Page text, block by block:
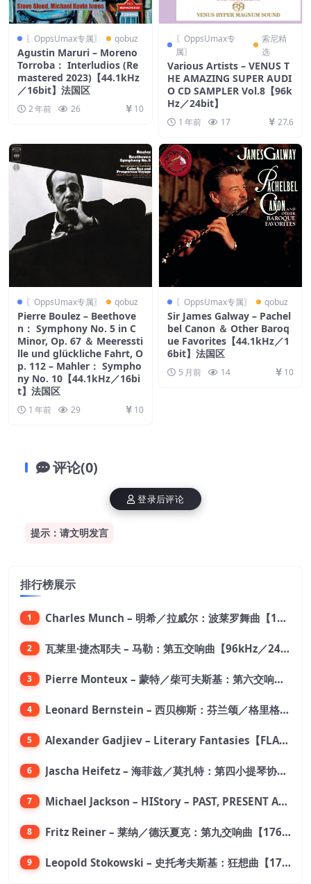
〖OppsUmax专属〗 qobuz
Agustin Maruri – Moreno
Torroba： Interludios (Re
mastered 2023)【44.1kHz
／16bit】法国区
2 年前 26 10
〖OppsUmax专
属〗
索尼精
选
Various Artists – VENUS T
HE AMAZING SUPER AUDI
O CD SAMPLER Vol.8【96k
Hz／24bit】
1 年前 17 27.6
〖OppsUmax专属〗 qobuz
Pierre Boulez – Beethove
n： Symphony No. 5 in C
Minor, Op. 67 ＆ Meeressti
lle und glückliche Fahrt, O
p. 112 – Mahler： Sympho
ny No. 10【44.1kHz／16bi
t】法国区
1 年前 29 10
〖OppsUmax专属〗 qobuz
Sir James Galway – Pachel
bel Canon ＆ Other Baroq
ue Favorites【44.1kHz／1
6bit】法国区
5 月前 14 10
评论(0)
提示：请文明发言
登录后评论
排行榜展示
1 Charles Munch – 明希／拉威尔：波莱罗舞曲【176.4kHz／24bit】
2 瓦莱里·捷杰耶夫 – 马勒：第五交响曲【96kHz／24bit】
3 Pierre Monteux – 蒙特／柴可夫斯基：第六交响曲【176.4kHz／24bit】
4 Leonard Bernstein – 西贝柳斯：芬兰颂／格里格：培尔·金特组曲【44.1kHz／24bit】
5 Alexander Gadjiev – Literary Fantasies【FLAC 192】
6 Jascha Heifetz – 海菲兹／莫扎特：第四小提琴协奏曲，第五小提琴协奏曲《土耳其》／维瓦尔第：小提琴与大提琴协奏曲，RV 547【192kHz／24bit】
7 Michael Jackson – HIStory – PAST, PRESENT AND FUTURE – BOOK I【96kHz／24bit】
8 Fritz Reiner – 莱纳／德沃夏克：第九交响曲【176.4kHz／24bit】
9 Leopold Stokowski – 史托考夫斯基：狂想曲【176.4kHz／24bit】